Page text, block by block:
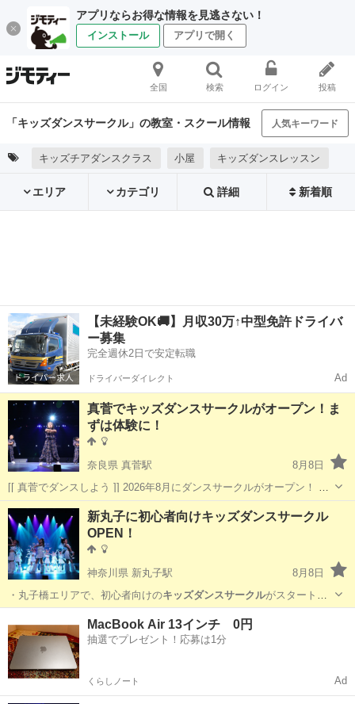
アプリならお得な情報を見逃さない！
インストール アプリで開く
全国 検索 ログイン 投稿
「キッズダンスサークル」の教室・スクール情報 人気キーワード
キッズチアダンスクラス 小屋 キッズダンスレッスン
エリア カテゴリ 詳細 新着順
【未経験OK🚚】月収30万↑中型免許ドライバ
ー募集
完全週休2日で安定転職
ドライバーダイレクト Ad
真菅でキッズダンスサークルがオープン！ま
ずは体験に！
奈良県 真菅駅
8月8日
[[ 真菅でダンスしよう ]] 2026年8月にダンスサークルがオープン！ 家
の近くでしっかりと練習して本格的なダンススタジオへ！ をコンセプ
トにしたダンス未経験の子どもたちのためのダンスサークルが...
奈良 橿原市 真菅駅 ヒップホップ
キッズダンスサークル
新丸子に初心者向けキッズダンスサークル
OPEN！
神奈川県 新丸子駅
8月8日
・丸子橋エリアで、初心者向けのキッズダンスサークルがスタートし
ます！ 📅 …
ジャズダンス サークル
MacBook Air 13インチ 0円
抽選でプレゼント！応募は1分
くらしノート Ad